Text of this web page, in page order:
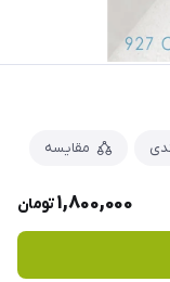
مقایسه
1,800,000تومان